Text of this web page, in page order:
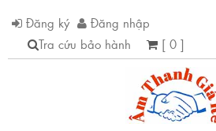
Đăng ký
Đăng nhập
Tra cứu bảo hành
[ 0 ]